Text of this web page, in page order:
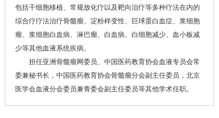
包括干细胞移植、常规放化疗以及靶向治疗等多种疗法在内的
综合疗疗法治疗骨髓瘤、淀粉样变性、巨球蛋白血症、浆细胞
瘤、浆细胞白血病、淋巴瘤、白血病、白细胞减少、血小板减
少等其他血液系统疾病。
担任亚洲骨髓瘤网委员、中国医药教育协会血液专员会常
委兼秘书长，中国医药教育协会骨髓瘤分会副主任委员，北京
医学会血液分会委员兼青委会副主任委员等其他学术任职。